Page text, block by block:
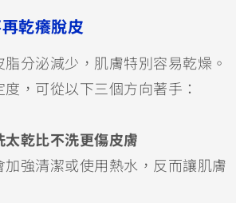
乾癢脫皮
脂分泌減少，肌膚特別容易乾燥。
，可從以下三個方向著手：
乾比不洗更傷皮膚
加強清潔或使用熱水，反而讓肌膚